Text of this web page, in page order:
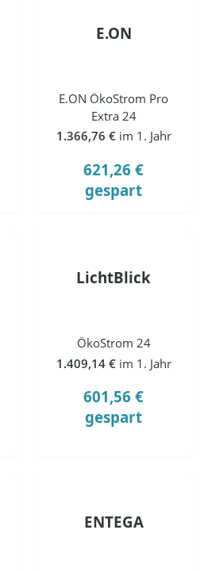
E.ON
E.ON ÖkoStrom Pro
Extra 24
1.366,76 € im 1. Jahr
621,26 €
gespart
LichtBlick
ÖkoStrom 24
1.409,14 € im 1. Jahr
601,56 €
gespart
ENTEGA